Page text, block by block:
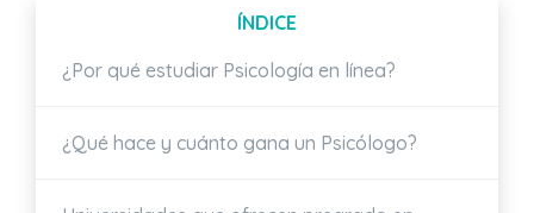
ÍNDICE
¿Por qué estudiar Psicología en línea?
¿Qué hace y cuánto gana un Psicólogo?